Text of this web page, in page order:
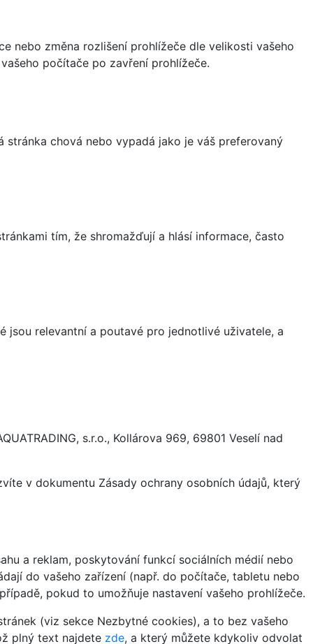
nebo změna rozlišení prohlížeče dle velikosti vašeho
počítače po zavření prohlížeče.
chová nebo vypadá jako je váš preferovaný
tím, že shromažďují a hlásí informace, často
jsou relevantní a poutavé pro jednotlivé uživatele, a
s.r.o., Kollárova 969, 69801 Veselí nad
v dokumentu Zásady ochrany osobních údajů, který
a reklam, poskytování funkcí sociálních médií nebo
do vašeho zařízení (např. do počítače, tabletu nebo
pokud to umožňuje nastavení vašeho prohlížeče.
(viz sekce Nezbytné cookies), a to bez vašeho
plný text najdete zde, a který můžete kdykoliv odvolat